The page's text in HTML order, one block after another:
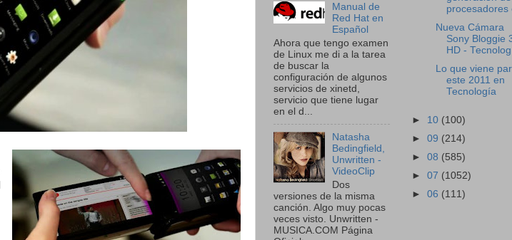
Manual de
Red Hat en
Español
Ahora que tengo examen
de Linux me di a la tarea
de buscar la
configuración de algunos
servicios de xinetd,
servicio que tiene lugar
en el d...
Natasha
Bedingfield,
Unwritten -
VideoClip
Dos
versiones de la misma
canción. Algo muy pocas
veces visto. Unwritten -
MUSICA.COM Página
procesadores
Nueva Cámara
Sony Bloggie
HD -
Lo que viene
este 2011 en
Tecnología
► 10 (100)
► 09 (214)
► 08 (585)
► 07 (1052)
► 06 (111)